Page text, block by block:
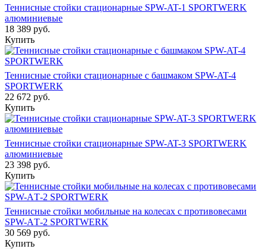
Теннисные стойки стационарные SPW-AT-1 SPORTWERK
алюминиевые
18 389 руб.
Купить
Теннисные стойки стационарные с башмаком SPW-AT-4
SPORTWERK
22 672 руб.
Купить
Теннисные стойки стационарные SPW-AT-3 SPORTWERK
алюминиевые
23 398 руб.
Купить
Теннисные стойки мобильные на колесах с противовесами
SPW-AТ-2 SPORTWERK
30 569 руб.
Купить